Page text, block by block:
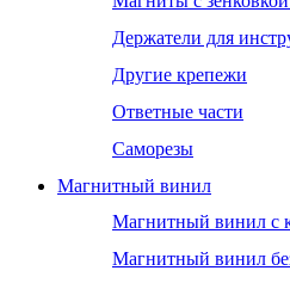
Держатели для
Другие крепежи
Ответные части
Саморезы
Магнитный винил
Магнитный винил с
Магнитный винил